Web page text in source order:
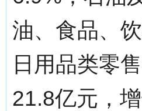
油、食品、
日用品类零
21.8亿元，增